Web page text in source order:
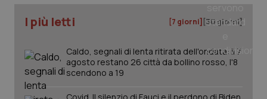
I più letti [7 giorni] [30 giorni]
Caldo, segnali di lenta ritirata dell'ondata: il 7
agosto restano 26 città da bollino rosso, l'8
scendono a 19